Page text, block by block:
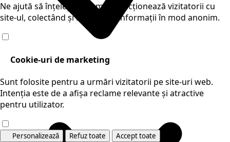
Ne ajută să înțelegem cum interacționează vizitatorii cu
site-ul, colectând și raportând informații în mod anonim.
Cookie-uri de marketing
Sunt folosite pentru a urmări vizitatorii pe site-uri web.
Intenția este de a afișa reclame relevante și atractive
pentru utilizator.
Personalizează Refuz toate Accept toate